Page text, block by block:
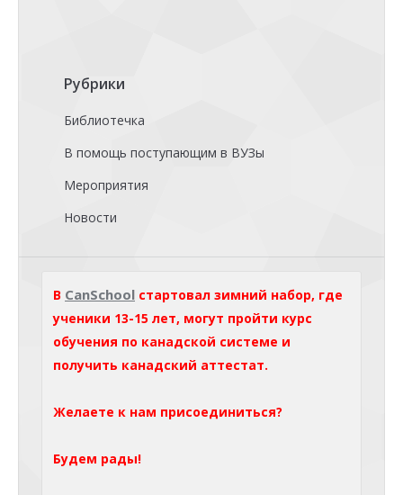
Рубрики
Библиотечка
В помощь поступающим в ВУЗы
Мероприятия
Новости
В CanSchool стартовал зимний набор, где
ученики 13-15 лет, могут пройти курс
обучения по канадской системе и
получить канадский аттестат.
Желаете к нам присоединиться?
Будем рады!